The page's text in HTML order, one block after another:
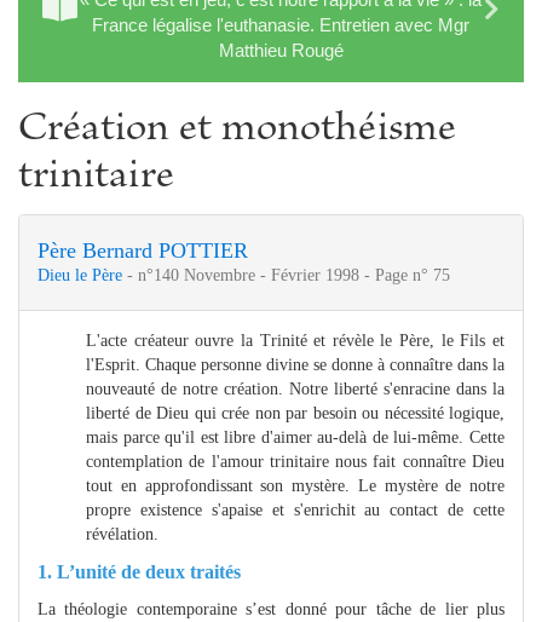
France légalise l'euthanasie. Entretien avec Mgr
Matthieu Rougé
Création et monothéisme
trinitaire
Père Bernard POTTIER
Dieu le Père - n°140 Novembre - Février 1998 - Page n° 75
L'acte créateur ouvre la Trinité et révèle le Père, le Fils et
l'Esprit. Chaque personne divine se donne à connaître dans la
nouveauté de notre création. Notre liberté s'enracine dans la
liberté de Dieu qui crée non par besoin ou nécessité logique,
mais parce qu'il est libre d'aimer au-delà de lui-même. Cette
contemplation de l'amour trinitaire nous fait connaître Dieu
tout en approfondissant son mystère. Le mystère de notre
propre existence s'apaise et s'enrichit au contact de cette
révélation.
1. L’unité de deux traités
La théologie contemporaine s’est donné pour tâche de lier plus